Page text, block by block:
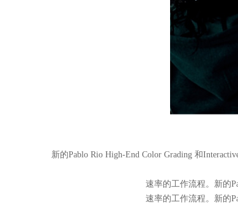
新的Pablo Rio High-End Color Grading 和
速率的工作流程。新的
速率的工作流程。新的